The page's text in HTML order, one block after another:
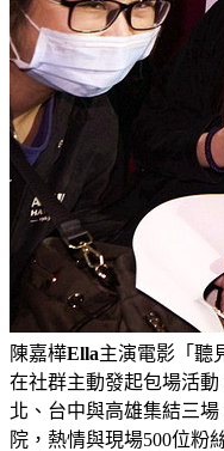
陳嘉樺Ella主演電影「聽
在社群主動發起包場活
北、台中與高雄集結三
院，熱情與現場500位粉